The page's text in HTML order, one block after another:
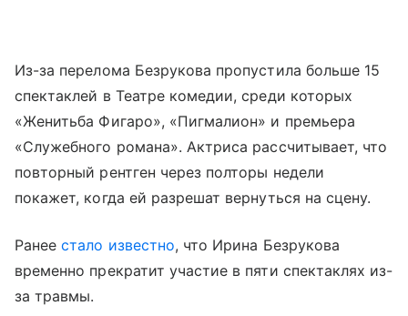
Из-за перелома Безрукова пропустила больше 15
спектаклей в Театре комедии, среди которых
«Женитьба Фигаро», «Пигмалион» и премьера
«Служебного романа». Актриса рассчитывает, что
повторный рентген через полторы недели
покажет, когда ей разрешат вернуться на сцену.
Ранеестало известно, что Ирина Безрукова
временно прекратит участие в пяти спектаклях из-
за травмы.